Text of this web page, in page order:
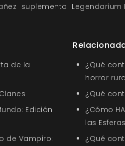
suplemento Legendarium
de la
Edición
de Vampiro:
¿Qué
horror
¿Qué
¿Cómo
las
¿Qué